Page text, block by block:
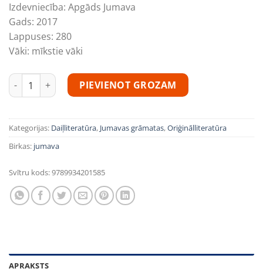
Izdevniecība: Apgāds Jumava
Gads: 2017
Lappuses: 280
Vāki: mīkstie vāki
Gunārs Janovskis "Pilsēta pie upes" daudzums
PIEVIENOT GROZAM
Kategorijas: Daiļliteratūra, Jumavas grāmatas,Oriģinālliteratūra
Birkas: jumava
Svītru kods:9789934201585
APRAKSTS